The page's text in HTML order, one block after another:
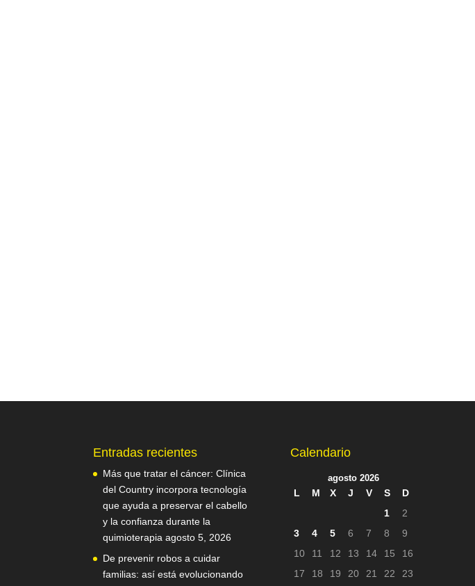
Entradas recientes
Más que tratar el cáncer: Clínica
del Country incorpora tecnología
que ayuda a preservar el cabello
y la confianza durante la
quimioterapia agosto 5, 2026
De prevenir robos a cuidar
familias: así está evolucionando
Calendario
agosto 2026
L M X J V S
D
1
2
3
4 5 6 7 8
9
10
11 12 13 14 15
16
17
18 19 20 21 22 23